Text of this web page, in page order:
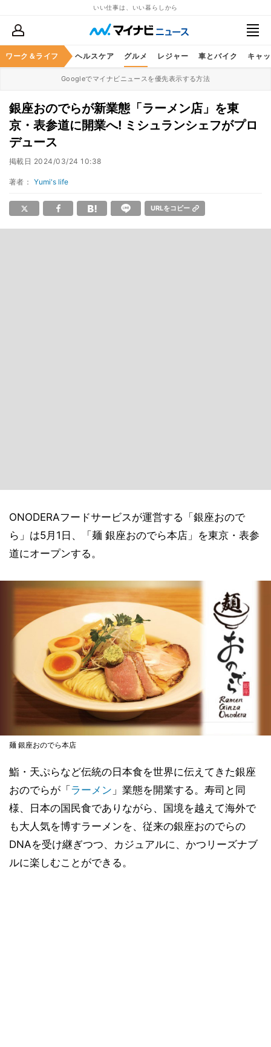
いい仕事は、いい暮らしから
ワーク＆ライフ
マネー 暮らし ヘルスケア グルメ レジャー 車とバイク キャ
Googleでマイナビニュースを優先表示する方法
銀座おのでらが新業態「ラーメン店」を東
京・表参道に開業へ! ミシュランシェフがプロ
デュース
掲載日 2024/03/24 10:38
著者： Yumi's life
URLをコピー
ONODERAフードサービスが運営する「銀座おので
ら」は5月1日、「麺 銀座おのでら本店」を東京・表参
道にオープンする。
麺 銀座おのでら本店
鮨・天ぷらなど伝統の日本食を世界に伝えてきた銀座
おのでらが「ラーメン 」業態を開業する。寿司と同
様、日本の国民食でありながら、国境を越えて海外で
も大人気を博すラーメンを、従来の銀座おのでらの
DNAを受け継ぎつつ、カジュアルに、かつリーズナブ
ルに楽しむことができる。